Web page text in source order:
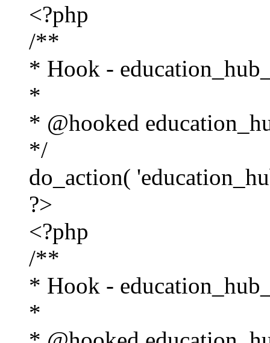
<?php
/**
* Hook -
*
* @hooked
*/
do_action(
?>
<?php
/**
* Hook -
*